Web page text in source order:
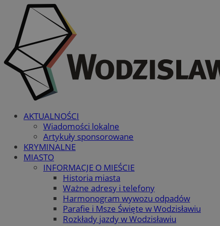
AKTUALNOŚCI
Wiadomości lokalne
Artykuły sponsorowane
KRYMINALNE
MIASTO
INFORMACJE O MIEŚCIE
Historia miasta
Ważne adresy i telefony
Harmonogram wywozu odpadów
Parafie i Msze Święte w Wodzisławiu
Rozkłady jazdy w Wodzisławiu